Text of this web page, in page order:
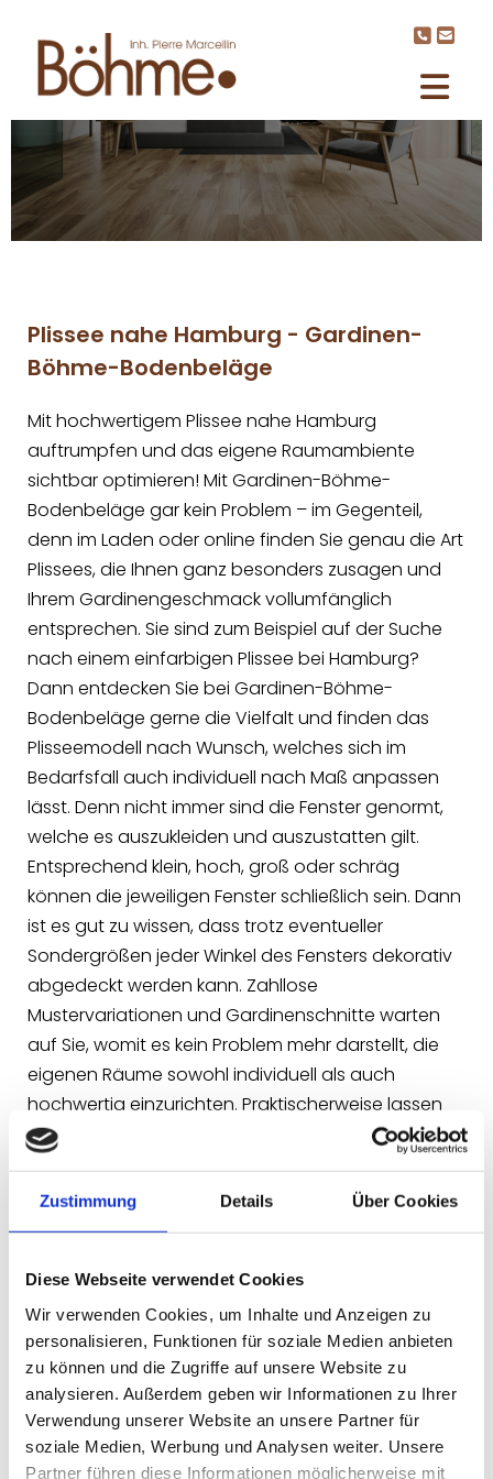
Zustimmung Details Über Cookies
Diese Webseite verwendet Cookies
Wir verwenden Cookies, um Inhalte und Anzeigen zu
personalisieren, Funktionen für soziale Medien anbieten
zu können und die Zugriffe auf unsere Website zu
analysieren. Außerdem geben wir Informationen zu Ihrer
Verwendung unserer Website an unsere Partner für
soziale Medien, Werbung und Analysen weiter. Unsere
Partner führen diese Informationen möglicherweise mit
 
Plissee nahe Hamburg - Gardinen-
Böhme-Bodenbeläge
Mit hochwertigem Plissee nahe Hamburg
auftrumpfen und das eigene Raumambiente
sichtbar optimieren! Mit Gardinen-Böhme-
Bodenbeläge gar kein Problem – im Gegenteil,
denn im Laden oder online finden Sie genau die Art
Plissees, die Ihnen ganz besonders zusagen und
Ihrem Gardinengeschmack vollumfänglich
entsprechen. Sie sind zum Beispiel auf der Suche
nach einem einfarbigen Plissee bei Hamburg?
Dann entdecken Sie bei Gardinen-Böhme-
Bodenbeläge gerne die Vielfalt und finden das
Plisseemodell nach Wunsch, welches sich im
Bedarfsfall auch individuell nach Maß anpassen
lässt. Denn nicht immer sind die Fenster genormt,
welche es auszukleiden und auszustatten gilt.
Entsprechend klein, hoch, groß oder schräg
können die jeweiligen Fenster schließlich sein. Dann
ist es gut zu wissen, dass trotz eventueller
Sondergrößen jeder Winkel des Fensters dekorativ
abgedeckt werden kann. Zahllose
Mustervariationen und Gardinenschnitte warten
auf Sie, womit es kein Problem mehr darstellt, die
eigenen Räume sowohl individuell als auch
hochwertig einzurichten. Praktischerweise lassen
sich die Gardinen so wählen, dass sie eins zu eins
Schöngeister achten bei der Gardinenwahl auch
präsenten Bodenbelägen, bis schließlich alles in
allem eine harmonische Einheit ausstrahlt.
Transparente oder abdunkelnde
Gardinenmodelle
Bei der Auskleidung Ihrer Fenster geht es Ihnen